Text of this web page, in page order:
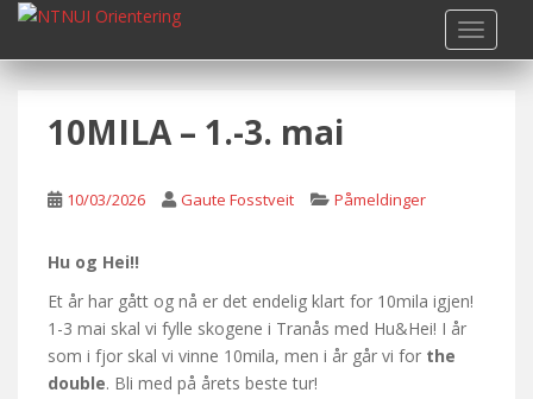
i
10MILA – 1.-3. mai
10/03/2026 Gaute Fosstveit Påmeldinger
Hu og Hei!!
Et år har gått og nå er det endelig klart for 10mila igjen!
1-3 mai skal vi fylle skogene i Tranås med Hu&Hei! I år
som i fjor skal vi vinne 10mila, men i år går vi for the
double. Bli med på årets beste tur!